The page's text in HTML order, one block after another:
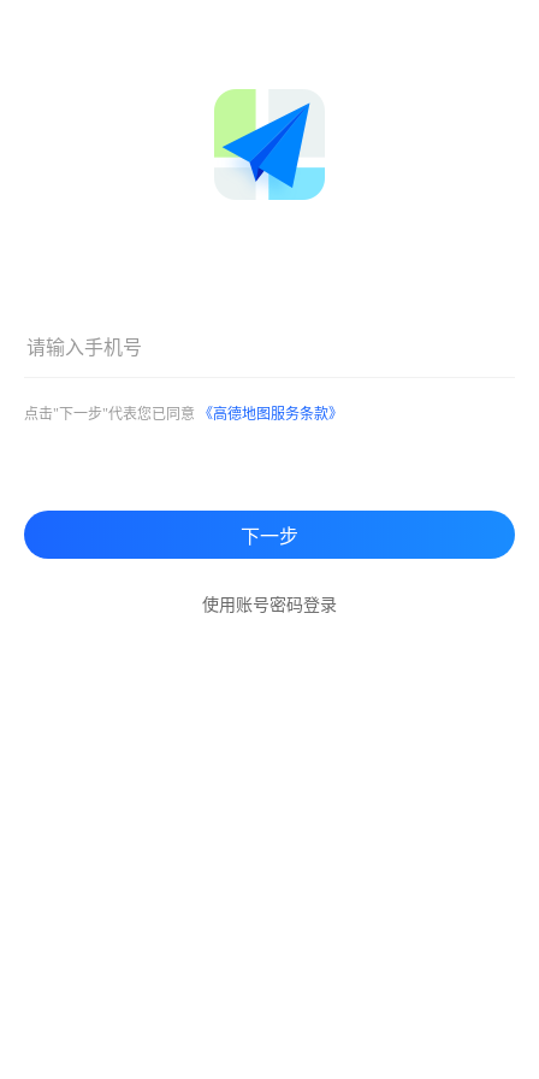
点击"下一步"代表您已同意 《高德地图服务条款》
下一步
使用账号密码登录